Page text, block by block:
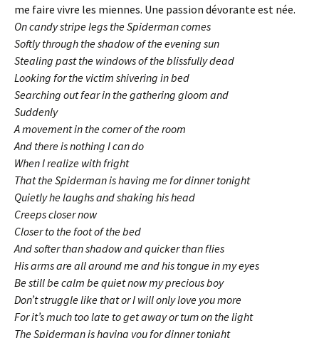
me faire vivre les miennes. Une passion dévorante est née.
On candy stripe legs the Spiderman comes
Softly through the shadow of the evening sun
Stealing past the windows of the blissfully dead
Looking for the victim shivering in bed
Searching out fear in the gathering gloom and
Suddenly
A movement in the corner of the room
And there is nothing I can do
When I realize with fright
That the Spiderman is having me for dinner tonight
Quietly he laughs and shaking his head
Creeps closer now
Closer to the foot of the bed
And softer than shadow and quicker than flies
His arms are all around me and his tongue in my eyes
Be still be calm be quiet now my precious boy
Don’t struggle like that or I will only love you more
For it’s much too late to get away or turn on the light
The Spiderman is having you for dinner tonight